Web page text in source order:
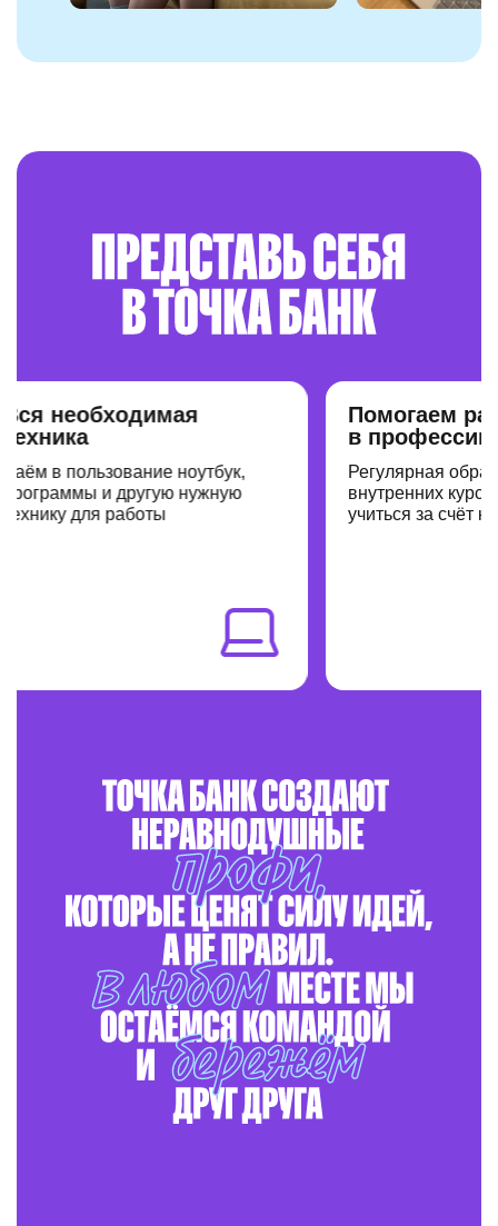
необходимая
в пользование ноутбук,
и другую нужную
для работы
Помогаем расти
в профессии
Регулярная обратная
внутренних курсов и
учиться за счёт